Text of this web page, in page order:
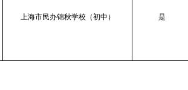
上海市民办锦秋学校（初中） 是